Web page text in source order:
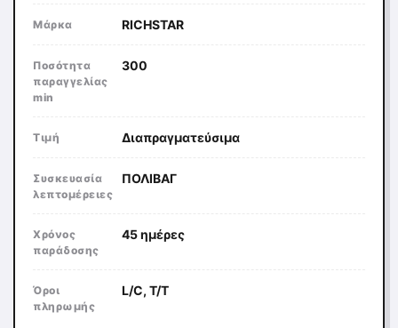
Μάρκα RICHSTAR
Ποσότητα
παραγγελίας
min
300
Τιμή Διαπραγματεύσιμα
Συσκευασία
λεπτομέρειες
ΠΟΛΙΒΑΓ
Χρόνος
παράδοσης
45 ημέρες
Όροι
πληρωμής
L/C, T/T